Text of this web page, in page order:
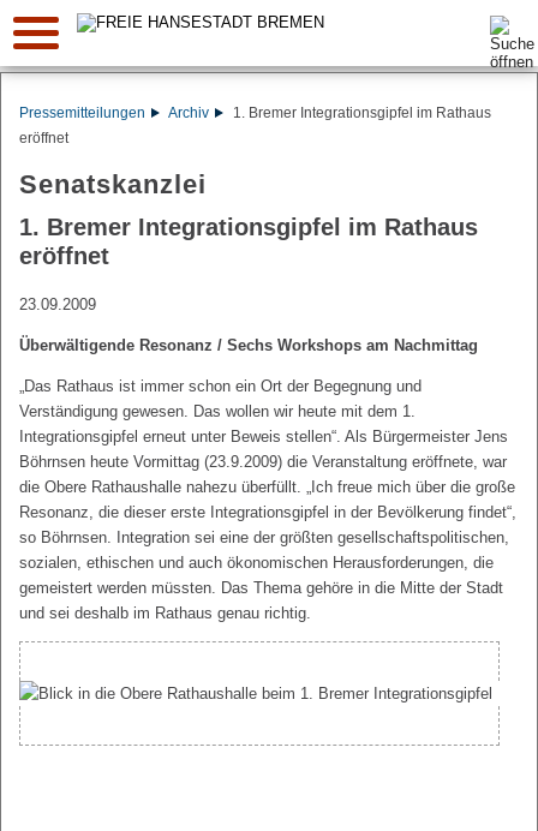
Suche:
Pressemitteilungen Archiv
1. Bremer Integrationsgipfel im Rathaus
eröffnet
Senatskanzlei
1. Bremer Integrationsgipfel im Rathaus
eröffnet
23.09.2009
Überwältigende Resonanz / Sechs Workshops am Nachmittag
„Das Rathaus ist immer schon ein Ort der Begegnung und
Verständigung gewesen. Das wollen wir heute mit dem 1.
Integrationsgipfel erneut unter Beweis stellen“. Als Bürgermeister Jens
Böhrnsen heute Vormittag (23.9.2009) die Veranstaltung eröffnete, war
die Obere Rathaushalle nahezu überfüllt. „Ich freue mich über die große
Resonanz, die dieser erste Integrationsgipfel in der Bevölkerung findet“,
so Böhrnsen. Integration sei eine der größten gesellschaftspolitischen,
sozialen, ethischen und auch ökonomischen Herausforderungen, die
gemeistert werden müssten. Das Thema gehöre in die Mitte der Stadt
und sei deshalb im Rathaus genau richtig.